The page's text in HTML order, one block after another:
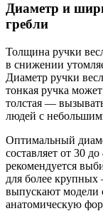
Диаметр и
гребли
Толщина ручки
в снижении
Диаметр ручки
тонкая ручка
толстая —
людей с
Оптимальный
составляет от 30
рекомендуется
для более
выпускают модели
анатомическую